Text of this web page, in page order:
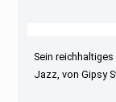
Sein
Jazz, von Gipsy